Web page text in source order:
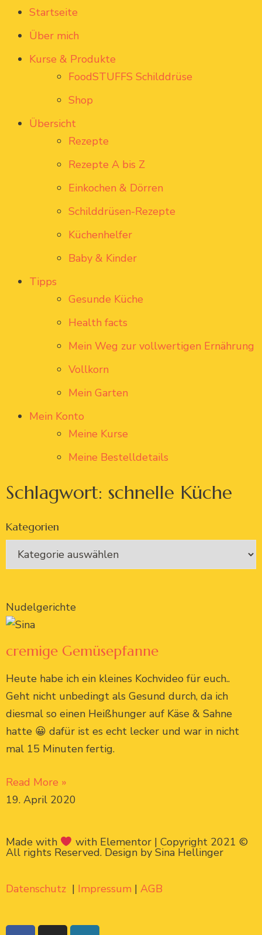
Startseite
Über mich
Kurse & Produkte
FoodSTUFFS Schilddrüse
Shop
Übersicht
Rezepte
Rezepte A bis Z
Einkochen & Dörren
Schilddrüsen-Rezepte
Küchenhelfer
Baby & Kinder
Tipps
Gesunde Küche
Health facts
Mein Weg zur vollwertigen Ernährung
Vollkorn
Mein Garten
Mein Konto
Meine Kurse
Meine Bestelldetails
Schlagwort: schnelle Küche
Kategorien
Nudelgerichte
cremige Gemüsepfanne
Heute habe ich ein kleines Kochvideo für euch..
Geht nicht unbedingt als Gesund durch, da ich
diesmal so einen Heißhunger auf Käse & Sahne
hatte 😀 dafür ist es echt lecker und war in nicht
mal 15 Minuten fertig.
Read More »
19. April 2020
Made with with Elementor | Copyright 2021 ©
All rights Reserved. Design by Sina Hellinger
Datenschutz | Impressum | AGB